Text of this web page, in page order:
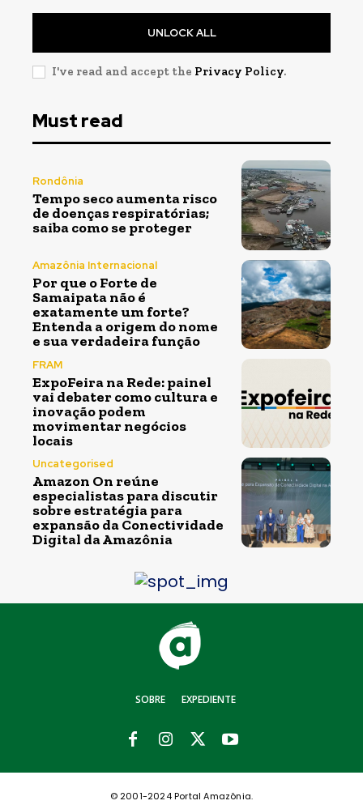
UNLOCK ALL
I've read and accept the Privacy Policy.
Must read
Rondônia
Tempo seco aumenta risco
de doenças respiratórias;
saiba como se proteger
Amazônia Internacional
Por que o Forte de
Samaipata não é
exatamente um forte?
Entenda a origem do nome
e sua verdadeira função
FRAM
ExpoFeira na Rede: painel
vai debater como cultura e
inovação podem
movimentar negócios
locais
Uncategorised
Amazon On reúne
especialistas para discutir
sobre estratégia para
expansão da Conectividade
Digital da Amazônia
SOBRE EXPEDIENTE
© 2001-2024 Portal Amazônia.